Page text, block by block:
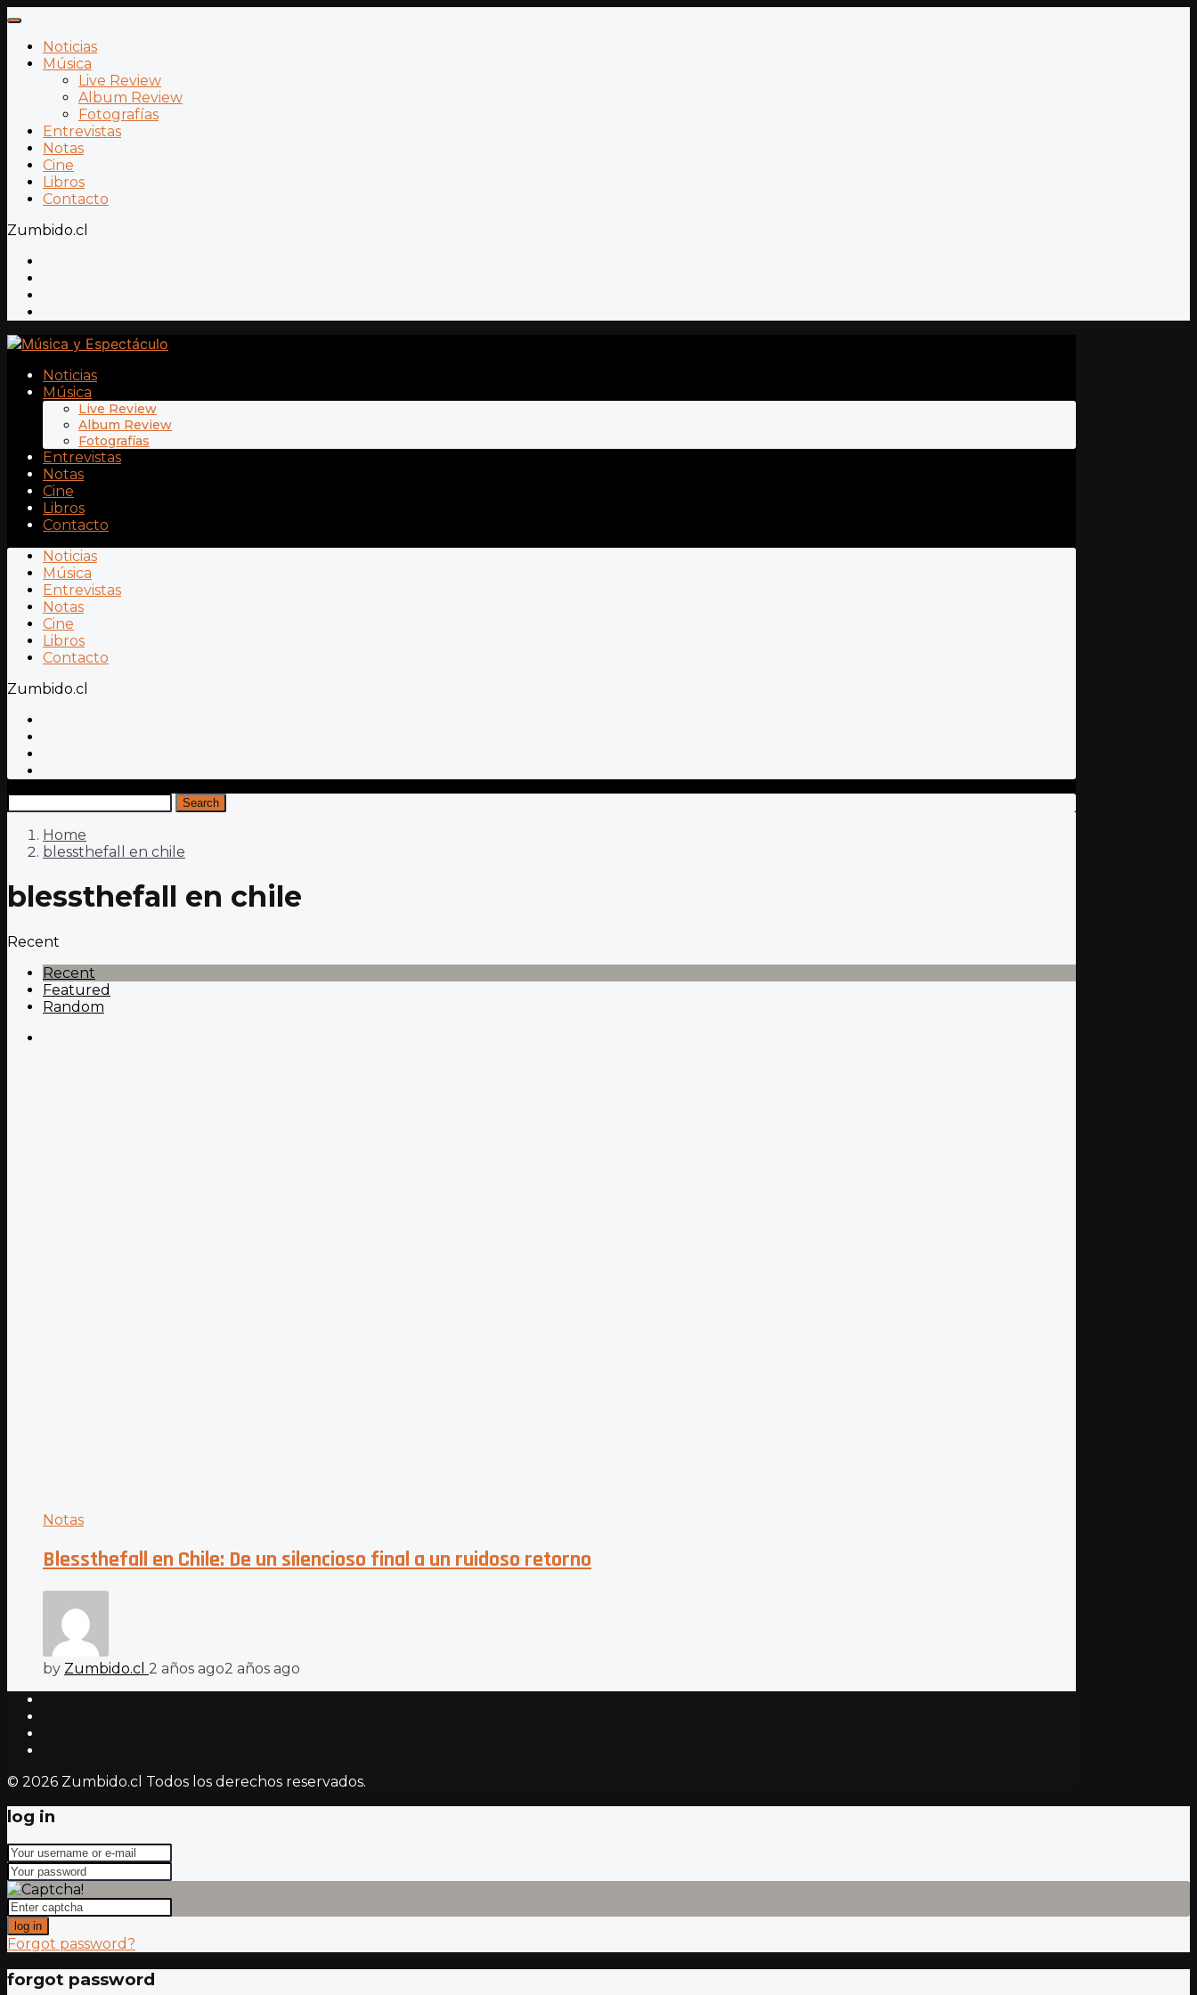
Noticias
Música
Live Review
Album Review
Fotografías
Entrevistas
Notas
Cine
Libros
Contacto
Zumbido.cl
Noticias
Música
Live Review
Album Review
Fotografías
Entrevistas
Notas
Cine
Libros
Contacto
Noticias
Música
Entrevistas
Notas
Cine
Libros
Contacto
Zumbido.cl
Search
Home
blessthefall en chile
blessthefall en chile
Recent
Recent
Featured
Random
Notas
Blessthefall en Chile: De un silencioso final a un ruidoso retorno
by Zumbido.cl 2 años ago2 años ago
© 2026 Zumbido.cl Todos los derechos reservados.
log in
log in
Forgot password?
forgot password